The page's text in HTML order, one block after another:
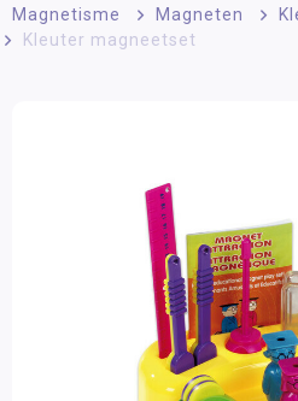
Magnetisme
> Magneten >
Kleuter magneetset